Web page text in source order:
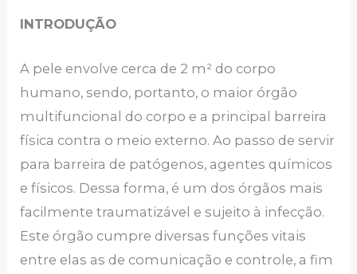
INTRODUÇÃO
A pele envolve cerca de 2 m² do corpo
humano, sendo, portanto, o maior órgão
multifuncional do corpo e a principal barreira
física contra o meio externo. Ao passo de servir
para barreira de patógenos, agentes químicos
e físicos. Dessa forma, é um dos órgãos mais
facilmente traumatizável e sujeito à infecção.
Este órgão cumpre diversas funções vitais
entre elas as de comunicação e controle, a fim